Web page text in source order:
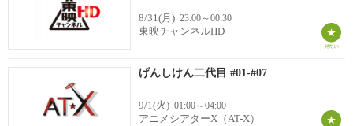
8/31(月) 23:00～00:30
東映チャンネルHD
げんしけん二代目 #01-#07
9/1(火) 01:00～04:00
アニメシアターX（AT-X）